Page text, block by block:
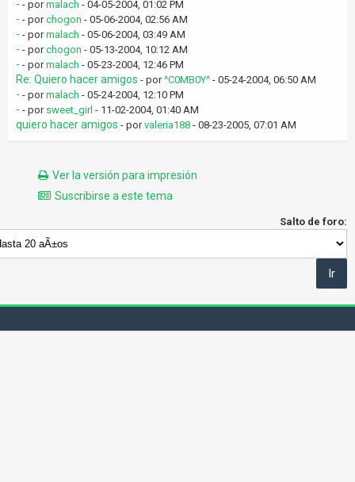
- - pormalach - 04-05-2004, 01:02 PM
- - porchogon - 05-06-2004, 02:56 AM
- - pormalach - 05-06-2004, 03:49 AM
- - porchogon - 05-13-2004, 10:12 AM
- - pormalach - 05-23-2004, 12:46 PM
Re: Quiero hacer amigos - por^C0MB0Y^ - 05-24-2004, 06:50 AM
- - pormalach - 05-24-2004, 12:10 PM
- - por sweet_girl - 11-02-2004, 01:40 AM
quiero hacer amigos - porvaleria188 - 08-23-2005, 07:01 AM
Ver la versión para impresión
Suscribirse a este tema
Salto de foro: